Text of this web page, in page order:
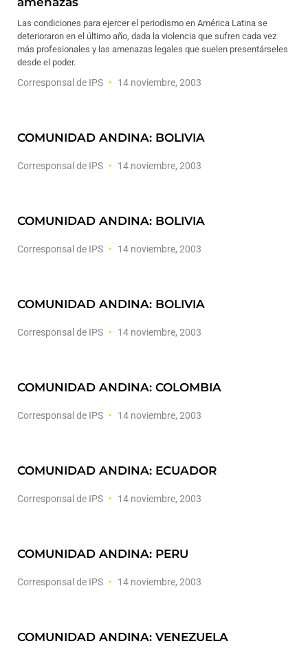
Las condiciones para ejercer el periodismo en América Latina se
deterioraron en el último año, dada la violencia que sufren cada vez
más profesionales y las amenazas legales que suelen presentárseles
desde el poder.
Corresponsal de IPS 14 noviembre, 2003
COMUNIDAD ANDINA: BOLIVIA
Corresponsal de IPS 14 noviembre, 2003
COMUNIDAD ANDINA: BOLIVIA
Corresponsal de IPS 14 noviembre, 2003
COMUNIDAD ANDINA: BOLIVIA
Corresponsal de IPS 14 noviembre, 2003
COMUNIDAD ANDINA: COLOMBIA
Corresponsal de IPS 14 noviembre, 2003
COMUNIDAD ANDINA: ECUADOR
Corresponsal de IPS 14 noviembre, 2003
COMUNIDAD ANDINA: PERU
Corresponsal de IPS 14 noviembre, 2003
COMUNIDAD ANDINA: VENEZUELA